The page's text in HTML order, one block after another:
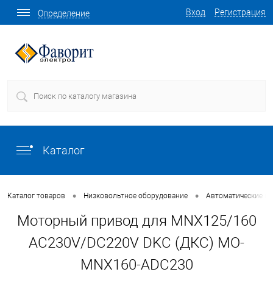
Вход Регистрация
Определение
Каталог
Каталог товаров • Низковольтное оборудование • Автоматические
Моторный привод для MNX125/160
AC230V/DC220V DKC (ДКС) MO-
MNX160-ADC230